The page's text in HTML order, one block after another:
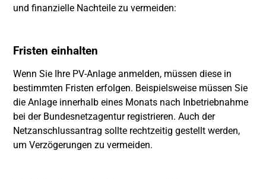
und finanzielle Nachteile zu vermeiden:
Fristen einhalten
Wenn Sie Ihre PV-Anlage anmelden, müssen diese in
bestimmten Fristen erfolgen. Beispielsweise müssen Sie
die Anlage innerhalb eines Monats nach Inbetriebnahme
bei der Bundesnetzagentur registrieren. Auch der
Netzanschlussantrag sollte rechtzeitig gestellt werden,
um Verzögerungen zu vermeiden.